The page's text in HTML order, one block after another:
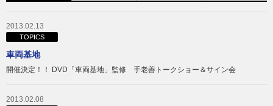
2013.02.13
TOPICS
車両基地
開催決定！！ DVD「車両基地」監修 手老善トークショー＆サイン会
2013.02.08